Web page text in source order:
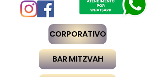
BAR MITZVAH
CORPORATIVO